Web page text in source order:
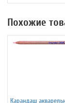
Похожие
Карандаш